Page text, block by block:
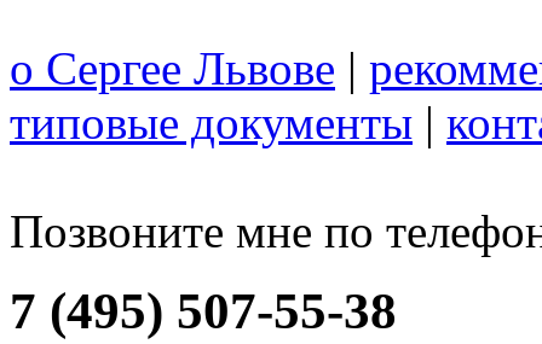
о Сергее Львове |
типовые документы |
Позвоните мне по
7 (495) 507-55-38